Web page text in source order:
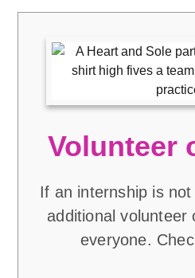
Volunteer
If an internship is
additional volunteer
everyone.